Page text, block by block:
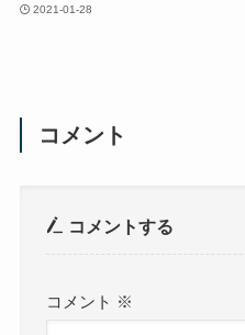
2021-01-28
コメント
コメントする
コメント ※